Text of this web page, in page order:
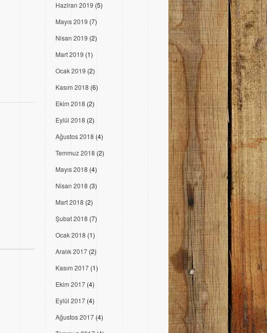
Haziran 2019 (5)
Mayıs 2019 (7)
Nisan 2019 (2)
Mart 2019 (1)
Ocak 2019 (2)
Kasım 2018 (6)
Ekim 2018 (2)
Eylül 2018 (2)
Ağustos 2018 (4)
Temmuz 2018 (2)
Mayıs 2018 (4)
Nisan 2018 (3)
Mart 2018 (2)
Şubat 2018 (7)
Ocak 2018 (1)
Aralık 2017 (2)
Kasım 2017 (1)
Ekim 2017 (4)
Eylül 2017 (4)
Ağustos 2017(4)